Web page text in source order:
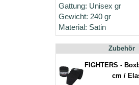
Gattung: Unisex gr
Gewicht: 240 gr
Material: Satin
Zubehör
FIGHTERS -
cm /